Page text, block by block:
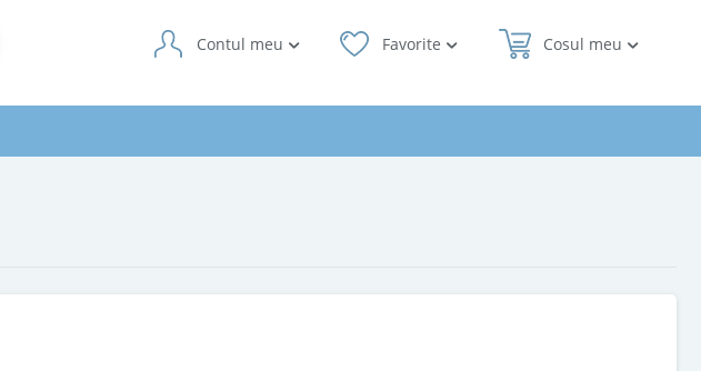
Cosul meu
Favorite
Contul meu